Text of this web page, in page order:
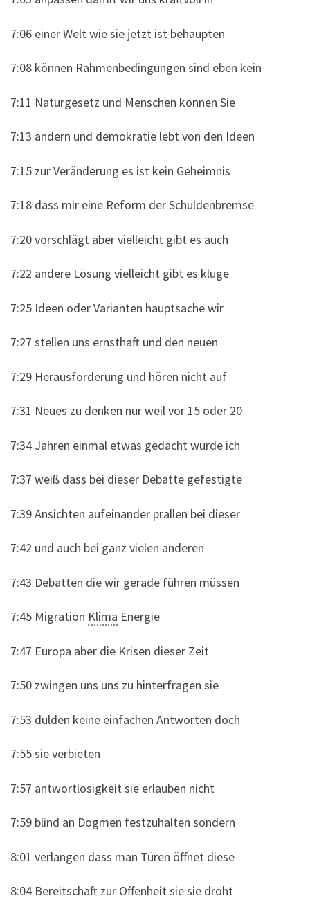
7:06 einer Welt wie sie jetzt ist behaupten
7:08 können Rahmenbedingungen sind eben kein
7:11 Naturgesetz und Menschen können Sie
7:13 ändern und demokratie lebt von den Ideen
7:15 zur Veränderung es ist kein Geheimnis
7:18 dass mir eine Reform der Schuldenbremse
7:20 vorschlägt aber vielleicht gibt es auch
7:22 andere Lösung vielleicht gibt es kluge
7:25 Ideen oder Varianten hauptsache wir
7:27 stellen uns ernsthaft und den neuen
7:29 Herausforderung und hören nicht auf
7:31 Neues zu denken nur weil vor 15 oder 20
7:34 Jahren einmal etwas gedacht wurde ich
7:37 weiß dass bei dieser Debatte gefestigte
7:39 Ansichten aufeinander prallen bei dieser
7:42 und auch bei ganz vielen anderen
7:43 Debatten die wir gerade führen müssen
7:45 Migration Klima Energie
7:47 Europa aber die Krisen dieser Zeit
7:50 zwingen uns uns zu hinterfragen sie
7:53 dulden keine einfachen Antworten doch
7:55 sie verbieten
7:57 antwortlosigkeit sie erlauben nicht
7:59 blind an Dogmen festzuhalten sondern
8:01 verlangen dass man Türen öffnet diese
8:04 Bereitschaft zur Offenheit sie sie droht